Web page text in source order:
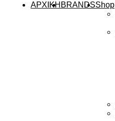
ΑΡΧΙΚΗ BRANDSShop